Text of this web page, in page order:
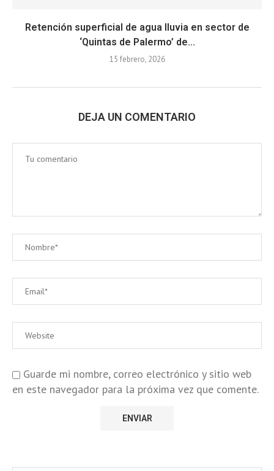
Retención superficial de agua lluvia en sector de
‘Quintas de Palermo’ de...
15 febrero, 2026
DEJA UN COMENTARIO
Guarde mi nombre, correo electrónico y sitio web
en este navegador para la próxima vez que comente.